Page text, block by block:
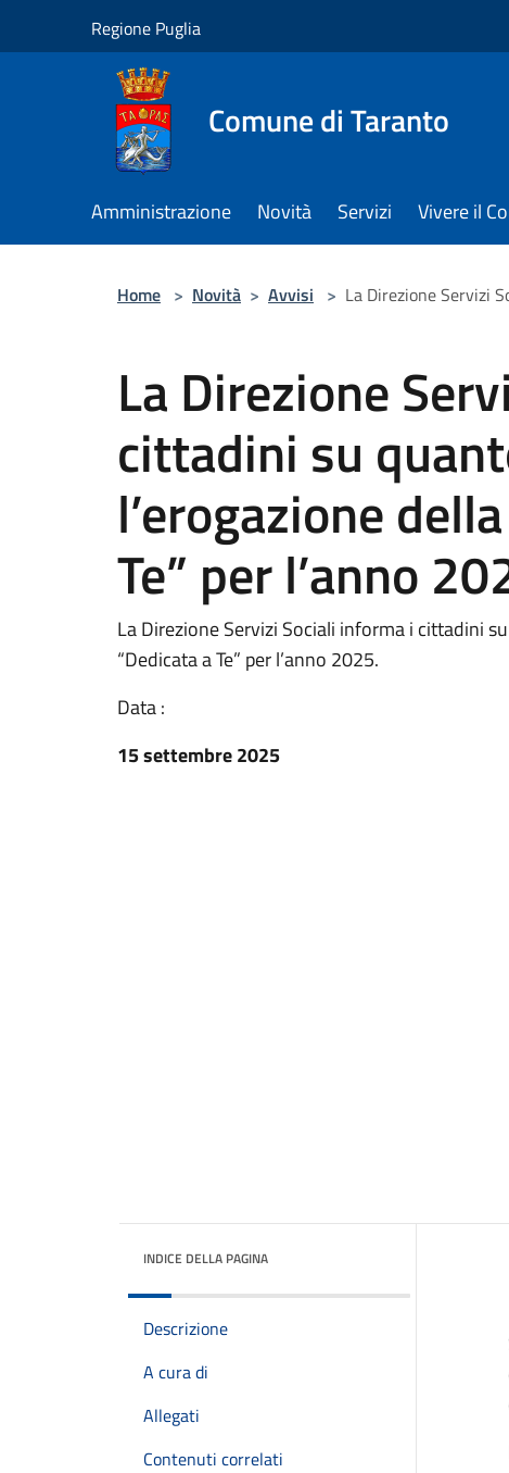
Regione Puglia
Comune di Taranto
Amministrazione Novità Servizi Vivere il
Home > Novità > Avvisi > La Direzione Servizi
La Direzione
cittadini su
l’erogazione
Te” per l’anno
La Direzione Servizi Sociali informa i cittadini
“Dedicata a Te” per l’anno 2025.
Data :
15 settembre 2025
INDICE DELLA PAGINA
Descrizione
A cura di
Allegati
Contenuti correlati